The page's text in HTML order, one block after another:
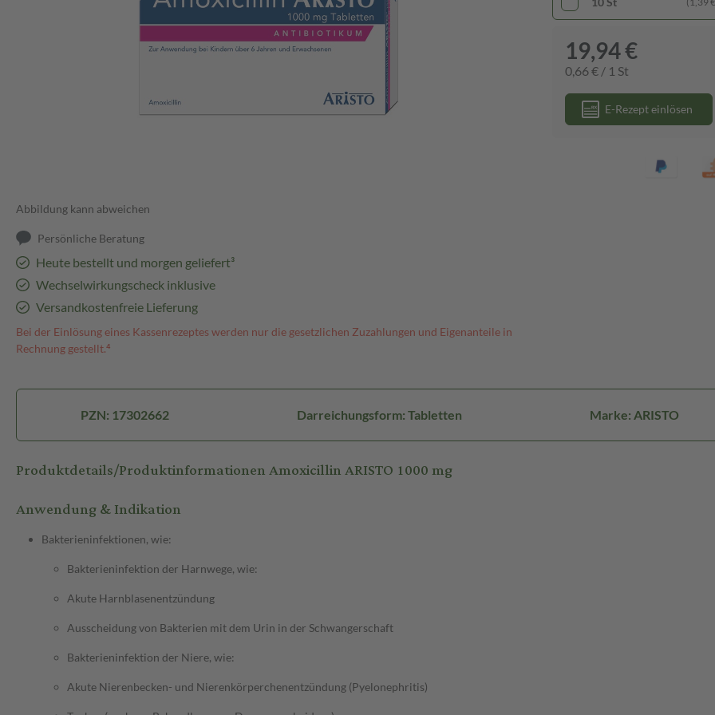
Abbildung kann abweichen
Persönliche Beratung
Heute bestellt und morgen geliefert³
Wechselwirkungscheck inklusive
Versandkostenfreie Lieferung
Bei der Einlösung eines Kassenrezeptes werden nur die gesetzlichen Zuzahlungen und Eigenanteile in
Rechnung gestellt.⁴
19,94 €
0,66 € / 1 St
E-Rezept einlösen
PZN: 17302662 Darreichungsform: Tabletten Marke: ARISTO
Produktdetails/Produktinformationen Amoxicillin ARISTO 1000 mg
Anwendung & Indikation
Bakterieninfektionen, wie:
Bakterieninfektion der Harnwege, wie:
Akute Harnblasenentzündung
Ausscheidung von Bakterien mit dem Urin in der Schwangerschaft
Bakterieninfektion der Niere, wie:
Akute Nierenbecken- und Nierenkörperchenentzündung (Pyelonephritis)